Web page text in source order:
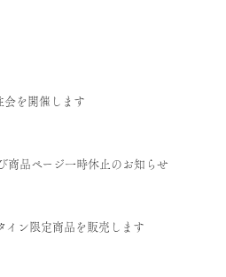
会を開催します
商品ページ一時休止のお知らせ
イン限定商品を販売します